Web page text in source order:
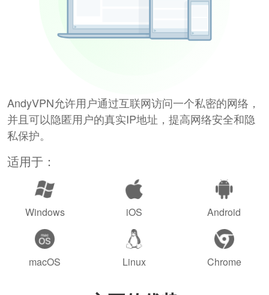
AndyVPN允许用户通过互联网访问一个私密的网络，
并且可以隐匿用户的真实IP地址，提高网络安全和隐
私保护。
适用于：
Windows iOS Android
macOS Linux Chrome